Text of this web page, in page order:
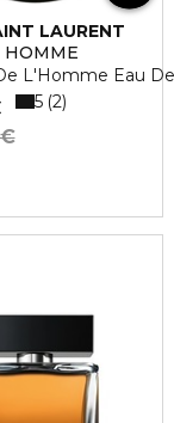
LAURENT
HOMME
L'Homme Eau
5 2